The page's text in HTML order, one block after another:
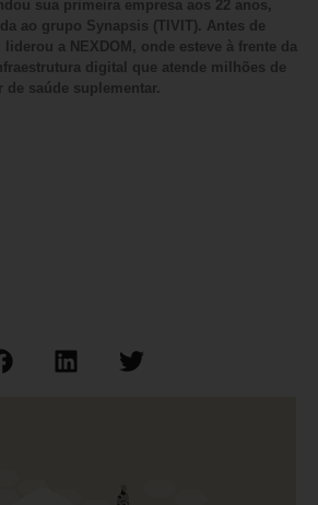
sua primeira empresa aos 22 anos,
ao grupo Synapsis (TIVIT). Antes de
a NEXDOM, onde esteve à frente da
digital que atende milhões de
de saúde suplementar.